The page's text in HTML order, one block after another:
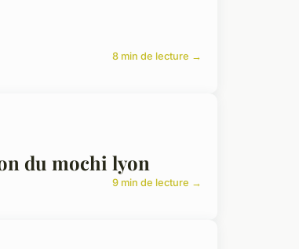
8 min de lecture →
du mochi lyon
9 min de lecture →